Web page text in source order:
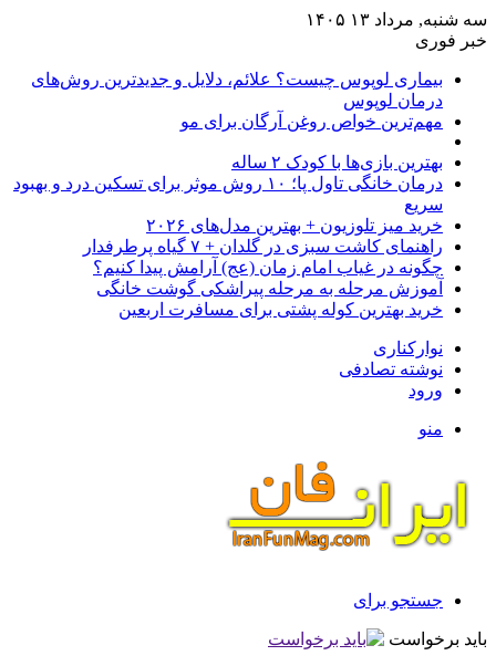
سه شنبه, مرداد ۱۳ ۱۴۰۵
خبر فوری
بیماری لوپوس چیست؟ علائم، دلایل و جدیدترین روش‌های
درمان لوپوس
مهم‌ترین خواص روغن آرگان برای مو
بهترین بازی‌ها با کودک ۲ ساله
درمان خانگی تاول پا؛ ۱۰ روش موثر برای تسکین درد و بهبود
سریع
خرید میز تلوزیون + بهترین مدل‌های ۲۰۲۶
راهنمای کاشت سبزی در گلدان + ۷ گیاه پرطرفدار
چگونه در غیاب امام زمان (عج) آرامش پیدا کنیم؟
آموزش مرحله به مرحله پیراشکی گوشت خانگی
خرید بهترین کوله پشتی برای مسافرت اربعین
نوارکناری
نوشته تصادفی
ورود
منو
جستجو برای
باید برخواست